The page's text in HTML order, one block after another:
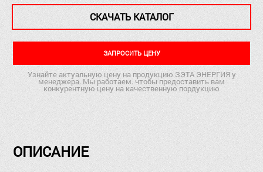
СКАЧАТЬ КАТАЛОГ
ЗАПРОСИТЬ ЦЕНУ
Узнайте актуальную цену на продукцию ЗЭТА ЭНЕРГИЯ у
менеджера. Мы работаем. чтобы предоставить вам
конкурентную цену на качественную пордукцию
ОПИСАНИЕ